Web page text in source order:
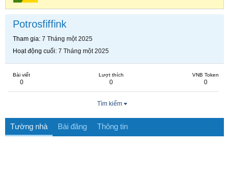
Potrosfiffink
Tham gia 7 Tháng một 2025
Hoạt động cuối 7 Tháng một 2025
Bài viết
0
Lượt thích
0
VNB Token
0
Tìm kiếm
Tường nhà Bài đăng Thông tin